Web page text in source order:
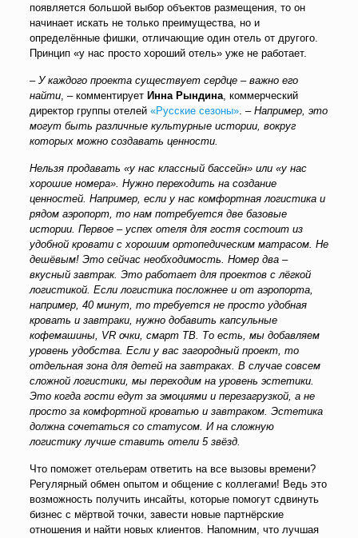
появляется большой выбор объектов размещения, то он
начинает искать не только преимущества, но и
определённые фишки, отличающие один отель от другого.
Принцип «у нас просто хороший отель» уже не работает.
– У каждого проекта существует сердце – важно его
найти, – комментирует Инна Рындина, коммерческий
директор группы отелей «Русские сезоны». – Например, это
могут быть различные культурные истории, вокруг
которых можно создавать ценности.
Нельзя продавать «у нас классный бассейн» или «у нас
хорошие номера». Нужно переходить на создание
ценностей. Например, если у нас комфортная логистика и
рядом аэропорт, то нам потребуется две базовые
истории. Первое – успех отеля для гостя состоит из
удобной кровати с хорошим ортопедическим матрасом. Не
дешёвым! Это сейчас необходимость. Номер два –
вкусный завтрак. Это работает для проектов с лёгкой
логистикой. Если логистика посложнее и от аэропорта,
например, 40 минут, то требуется не просто удобная
кровать и завтраки, нужно добавить капсульные
кофемашины, VR очки, смарт ТВ. То есть, мы добавляем
уровень удобства. Если у вас загородный проект, то
отдельная зона для детей на завтраках. В случае совсем
сложной логистики, мы переходим на уровень эстетики.
Это когда гости едут за эмоциями и перезагрузкой, а не
просто за комфортной кроватью и завтраком. Эстетика
должна сочетаться со статусом. И на сложную
логистику лучше ставить отели 5 звёзд.
Что поможет отельерам ответить на все вызовы времени?
Регулярный обмен опытом и общение с коллегами! Ведь это
возможность получить инсайты, которые помогут сдвинуть
бизнес с мёртвой точки, завести новые партнёрские
отношения и найти новых клиентов. Напомним, что лучшая